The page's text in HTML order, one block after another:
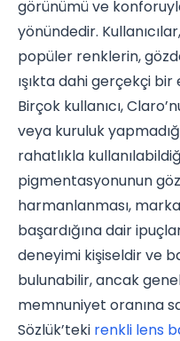
görünümü ve
yönündedir.
popüler renklerin,
ışıkta dahi gerçekçi
Birçok kullanıcı,
veya kuruluk
rahatlıkla
pigmentasyonunun
harmanlanması,
başardığına dair
deneyimi kişiseldir ve
bulunabilir, ancak
memnuniyet oranına
Sözlük’teki renkli lens